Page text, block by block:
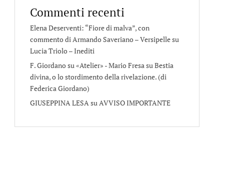
Commenti recenti
Elena Deserventi: “Fiore di malva”, con
commento di Armando Saveriano – Versipellesu
Lucia Triolo – Inediti
F. Giordano su «Atelier» - Mario FresasuBestia
divina, o lo stordimento della rivelazione. (di
Federica Giordano)
GIUSEPPINA LESAsuAVVISO IMPORTANTE